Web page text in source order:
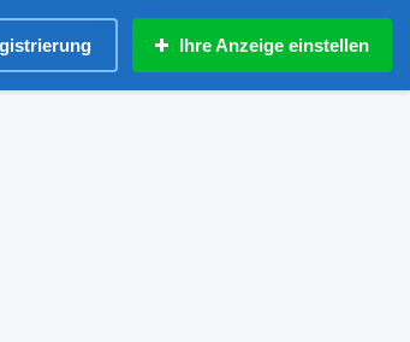
Ihre Anzeige einstellen